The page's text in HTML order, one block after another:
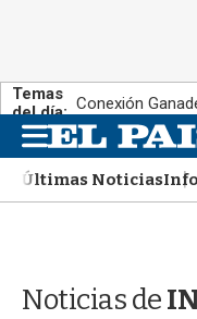
Temas
del día: Conexión
M
e
n
u
Últimas Noticias
Noticias de